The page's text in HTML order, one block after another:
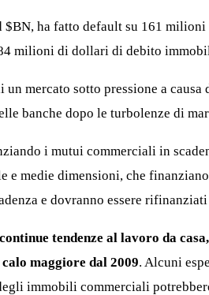
$BN, ha fatto default su 161
milioni di dollari di debito
mercato sotto pressione a
banche dopo le turbolenze di
i mutui commerciali in
medie dimensioni, che
e dovranno essere
tendenze al lavoro da
maggiore dal 2009. Alcuni
immobili commerciali